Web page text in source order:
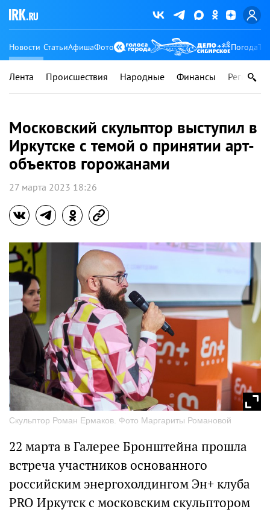
Новости СтатьиАфишаФото Погода
Лента Происшествия Народные Финансы Регионы
Московский скульптор выступил в
Иркутске с темой о принятии арт-
объектов горожанами
27 марта 2023 18:26
Скульптор Роман Ермаков. Фото Маргариты Романовой
22 марта в Галерее Бронштейна прошла
встреча участников основанного
российским энергохолдингом Эн+ клуба
PRO Иркутск с московским скульптором